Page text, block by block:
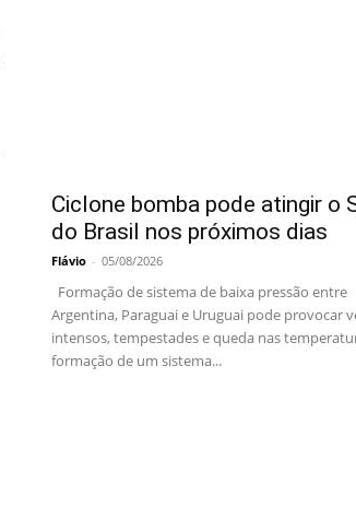
Ciclone bomba pode atingir o
do Brasil nos próximos dias
Flávio - 05/08/2026
Formação de sistema de baixa pressão entre
Argentina, Paraguai e Uruguai pode provocar
intensos, tempestades e queda nas
formação de um sistema...